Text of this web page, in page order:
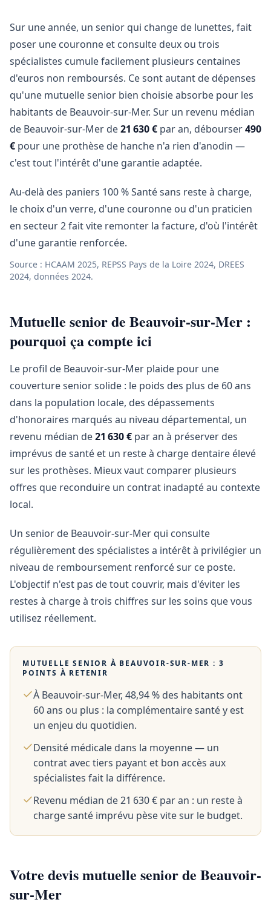
Sur une année, un senior qui change de lunettes, fait
poser une couronne et consulte deux ou trois
spécialistes cumule facilement plusieurs centaines
d'euros non remboursés. Ce sont autant de dépenses
qu'une mutuelle senior bien choisie absorbe pour les
habitants de Beauvoir-sur-Mer. Sur un revenu médian
de Beauvoir-sur-Mer de21 630 € par an, débourser490
€ pour une prothèse de hanche n'a rien d'anodin —
c'est tout l'intérêt d'une garantie adaptée.
Au-delà des paniers 100 % Santé sans reste à charge,
le choix d'un verre, d'une couronne ou d'un praticien
en secteur 2 fait vite remonter la facture, d'où l'intérêt
d'une garantie renforcée.
Source : HCAAM 2025, REPSS Pays de la Loire 2024, DREES
2024, données 2024.
Mutuelle senior de Beauvoir-sur-Mer :
pourquoi ça compte ici
Le profil de Beauvoir-sur-Mer plaide pour une
couverture senior solide : le poids des plus de 60 ans
dans la population locale, des dépassements
d'honoraires marqués au niveau départemental, un
revenu médian de21 630 € par an à préserver des
imprévus de santé et un reste à charge dentaire élevé
sur les prothèses. Mieux vaut comparer plusieurs
offres que reconduire un contrat inadapté au contexte
local.
Un senior de Beauvoir-sur-Mer qui consulte
régulièrement des spécialistes a intérêt à privilégier un
niveau de remboursement renforcé sur ce poste.
L'objectif n'est pas de tout couvrir, mais d'éviter les
restes à charge à trois chiffres sur les soins que vous
utilisez réellement.
MUTUELLE SENIOR À BEAUVOIR-SUR-MER : 3
POINTS À RETENIR
À Beauvoir-sur-Mer, 48,94 % des habitants ont
60 ans ou plus : la complémentaire santé y est
un enjeu du quotidien.
Densité médicale dans la moyenne — un
contrat avec tiers payant et bon accès aux
spécialistes fait la différence.
Revenu médian de 21 630 € par an : un reste à
charge santé imprévu pèse vite sur le budget.
Votre devis mutuelle senior de Beauvoir-
sur-Mer